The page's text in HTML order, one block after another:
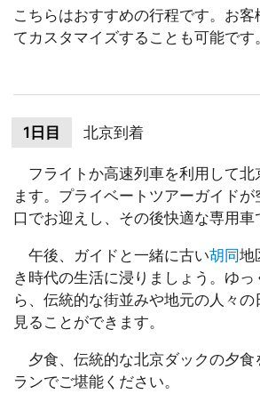
こちらはおすすめの行程です。お
てカスタマイズすることも可能です。
1日目 北京到着
フライトか高速列車を利用して北
ます。プライベートツアーガイド
口でお迎えし、その後快適な専用車
午後、ガイドと一緒に古い胡同地
き時代の生活に浸りましょう。ゆ
ら、伝統的な街並みや地元の人々
見ることができます。
夕食、伝統的な北京ダックの夕食
ランでご堪能ください。